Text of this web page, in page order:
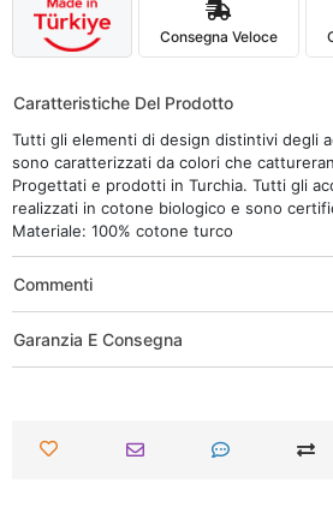
Consegna Veloce
Caratteristiche Del Prodotto
Tutti gli elementi di design distintivi degli
sono caratterizzati da colori che
Progettati e prodotti in Turchia. Tutti gli
realizzati in cotone biologico e sono
Materiale: 100% cotone turco
Commenti
Garanzia E Consegna